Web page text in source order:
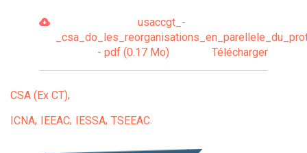
usaccgt_-
- pdf (0.17 Mo)
Télécharger
CSA (Ex CT)
ICNA IEEAC IESSA TSEEAC